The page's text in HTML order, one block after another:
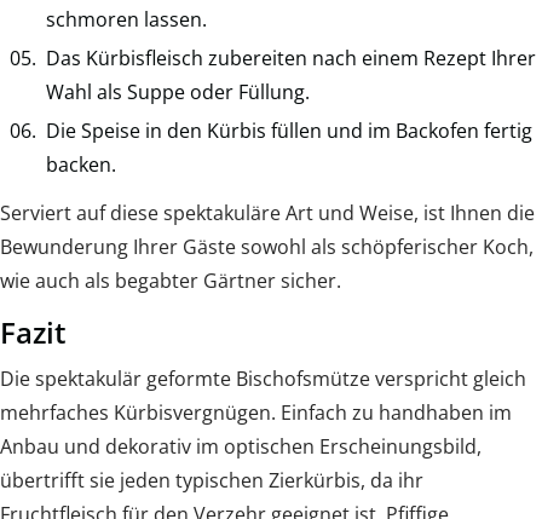
schmoren lassen.
Das Kürbisfleisch zubereiten nach einem Rezept Ihrer
Wahl als Suppe oder Füllung.
Die Speise in den Kürbis füllen und im Backofen fertig
backen.
Serviert auf diese spektakuläre Art und Weise, ist Ihnen die
Bewunderung Ihrer Gäste sowohl als schöpferischer Koch,
wie auch als begabter Gärtner sicher.
Fazit
Die spektakulär geformte Bischofsmütze verspricht gleich
mehrfaches Kürbisvergnügen. Einfach zu handhaben im
Anbau und dekorativ im optischen Erscheinungsbild,
übertrifft sie jeden typischen Zierkürbis, da ihr